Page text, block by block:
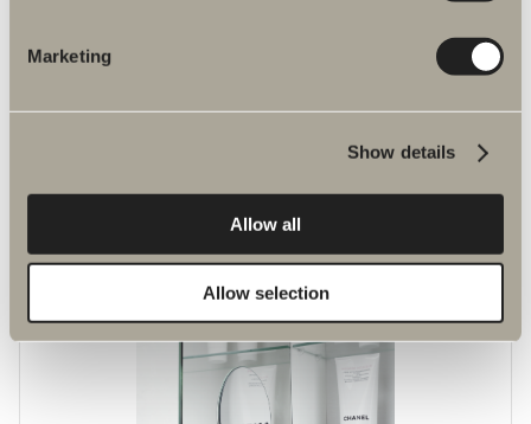
Marketing
Show details
Allow all
Allow selection
55 €